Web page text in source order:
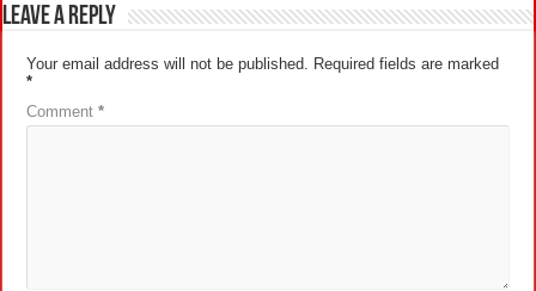
Leave a Reply
Your email address will not be published. Required fields are marked
*
Comment*